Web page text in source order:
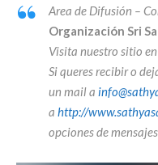
Area de Difusión –
Organización Sri
Visita nuestro sitio en
Si queres recibir o
un mail a
a http://
opciones de